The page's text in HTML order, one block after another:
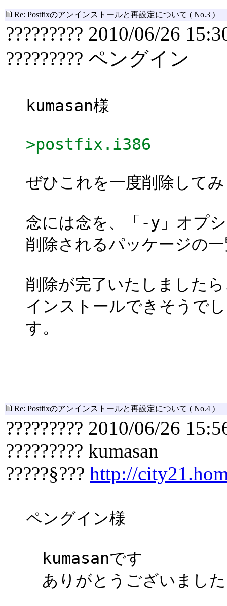
Re: Postfixのアンインストールと再設定について ( No.3 )
????????? 2010/06/26
????????? ペングイン
kumasan様
ぜひこれを一度削除して
念には念を、「-y」オプ
削除されるパッケージの
削除が完了いたしまし
インストールできそう
す。
Re: Postfixのアンインストールと再設定について ( No.4 )
????????? 2010/06/26
????????? kumasan
?????§??? http://
ペングイン様
kumasanです
ありがとうございました